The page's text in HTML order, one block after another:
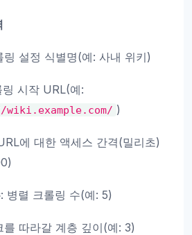
링 설정 식별명(예: 사내 위키)
링 시작 URL(예:
)
에 대한 액세스 간격(밀리초)
: 병렬 크롤링 수(예: 5)
를 따라갈 계층 깊이(예: 3)